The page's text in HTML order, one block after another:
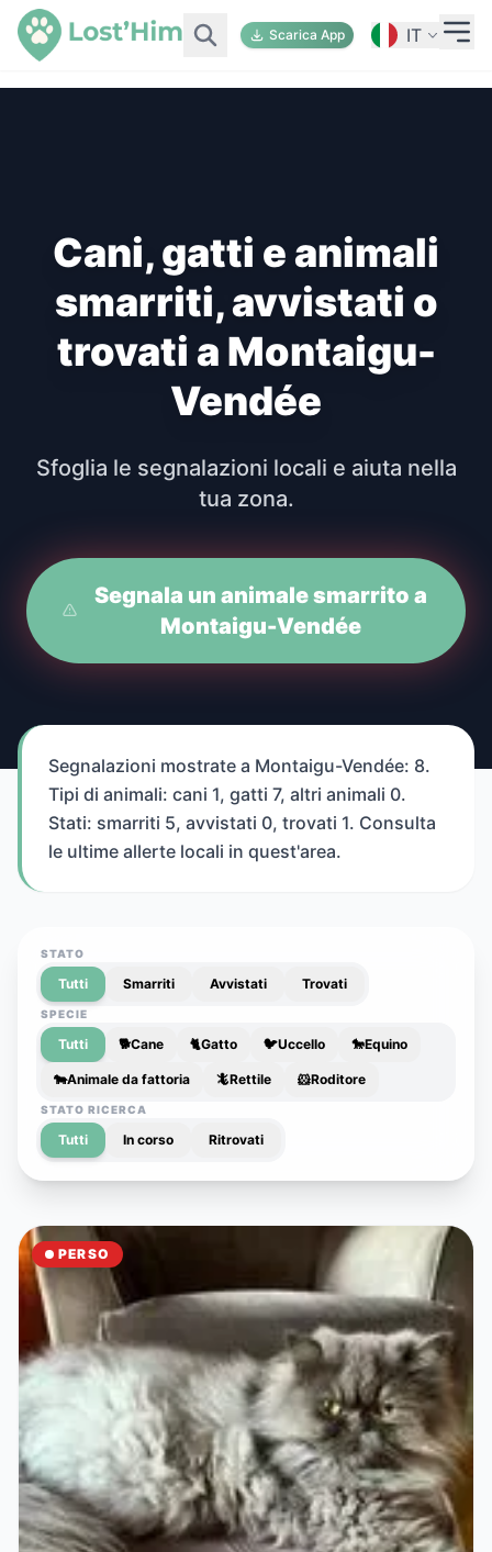
Scarica App IT
Cani, gatti e animali
smarriti, avvistati o
trovati a Montaigu-
Vendée
Sfoglia le segnalazioni locali e aiuta nella
tua zona.
Segnala un animale smarrito a
Montaigu-Vendée
Segnalazioni mostrate a Montaigu-Vendée: 8.
Tipi di animali: cani 1, gatti 7, altri animali 0.
Stati: smarriti 5, avvistati 0, trovati 1. Consulta
le ultime allerte locali in quest'area.
STATO
Tutti Smarriti Avvistati Trovati
SPECIE
Tutti 🐕Cane 🐈Gatto 🐦Uccello 🐎Equino
🐄Animale da fattoria 🦎Rettile 🐹Roditore
STATO RICERCA
Tutti In corso Ritrovati
PERSO